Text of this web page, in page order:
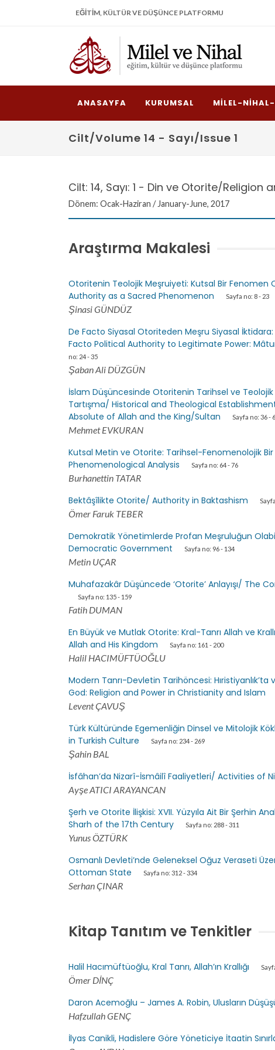
EĞITIM, KÜLTÜR VE DÜŞÜNCE PLATFORMU
ANASAYFA KURUMSAL MILEL-NIHAL-
Cilt/Volume 14 - Sayı/Issue 1
Cilt: 14, Sayı: 1 - Din ve Otorite/Religion
Dönem: Ocak-Haziran / January-June, 2017
Araştırma Makalesi
Otoritenin Teolojik Meşruiyeti: Kutsal Bir
Authority as a Sacred Phenomenon
Sayfa no: 8 - 23
Şinasi GÜNDÜZ
De Facto Siyasal Otoriteden Meşru Siyasal
Facto Political Authority to Legitimate Power:
no: 24 - 35
Şaban Ali DÜZGÜN
İslam Düşüncesinde Otoritenin Tarihsel ve Teolojik
Tartışma/ Historical and Theological
Absolute of Allah and the King/Sultan
Sayfa no: 36 -
Mehmet EVKURAN
Kutsal Metin ve Otorite: Tarihsel-Fenomenolojik
Phenomenological Analysis
Sayfa no: 64 - 76
Burhanettin TATAR
Bektâşîlikte Otorite/ Authority in Baktashism
Ömer Faruk TEBER
Demokratik Yönetimlerde Profan Meşruluğun
Democratic Government
Sayfa no: 96 - 134
Metin UÇAR
Muhafazakâr Düşüncede ‘Otorite’ Anlayışı/ The
Sayfa no: 135 - 159
Fatih DUMAN
En Büyük ve Mutlak Otorite: Kral-Tanrı Allah ve
Allah and His Kingdom
Sayfa no: 161 - 200
Halil HACIMÜFTÜOĞLU
Modern Tanrı-Devletin Tarihöncesi:
God: Religion and Power in Christianity and Islam
Levent ÇAVUŞ
Türk Kültüründe Egemenliğin Dinsel ve Mitolojik
in Turkish Culture
Sayfa no: 234 - 269
Şahin BAL
İsfâhan’da Nizarî-İsmâilî Faaliyetleri/ Activities of
Ayşe ATICI ARAYANCAN
Şerh ve Otorite İlişkisi: XVII. Yüzyıla Ait Bir Şerhin
Sharh of the 17th Century
Sayfa no: 288 - 311
Yunus ÖZTÜRK
Osmanlı Devleti’nde Geleneksel Oğuz Veraseti
Ottoman State
Sayfa no: 312 - 334
Serhan ÇINAR
Kitap Tanıtım ve Tenkitler
Halil Hacımüftüoğlu, Kral Tanrı, Allah’ın Krallığı
Ömer DİNÇ
Daron Acemoğlu – James A. Robin, Ulusların
Hafzullah GENÇ
İlyas Canikli, Hadislere Göre Yöneticiye İtaatin